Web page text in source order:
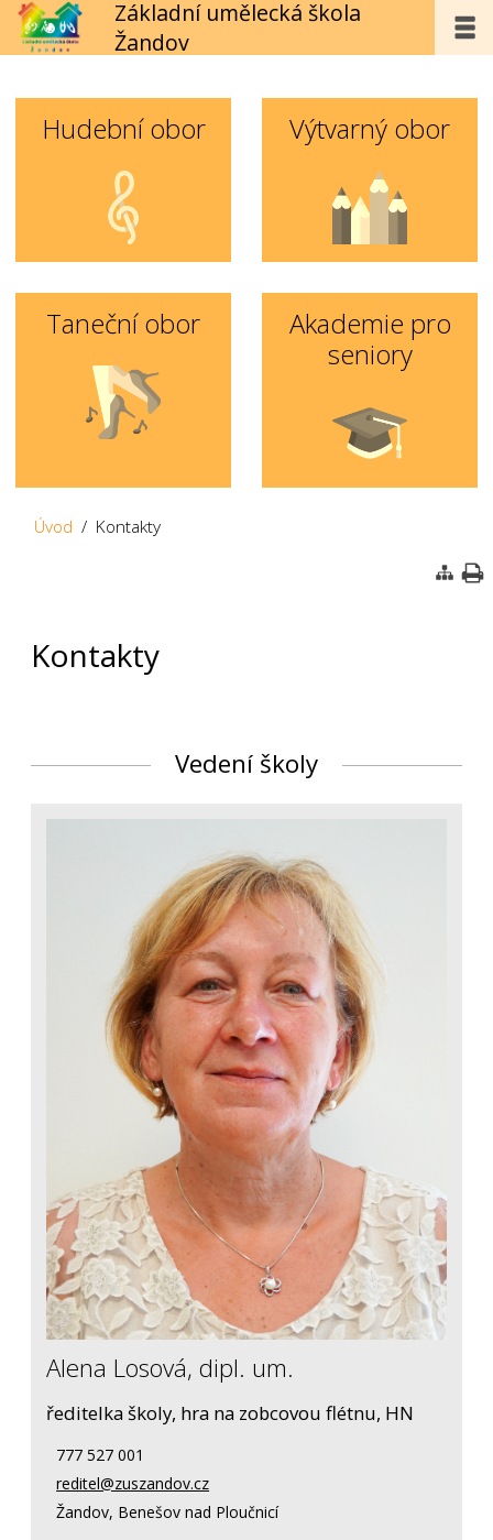
Základní umělecká škola
Žandov
Hudební obor Výtvarný obor
Taneční obor
Akademie pro
seniory
Úvod / Kontakty
Kontakty
Vedení školy
Alena Losová, dipl. um.
ředitelka školy, hra na zobcovou flétnu, HN
777 527 001
reditel@zuszandov.cz
Žandov, Benešov nad Ploučnicí